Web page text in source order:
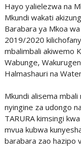
Hayo yalielezwa na
Mkundi wakati
Barabara ya Mkoa
2019/2020
mbalimbali akiwemo
Wabunge,
Halmashauri na
Mkundi alisema
nyingine za udongo
TARURA kimsingi
mvua kubwa
barabara zao hazipo